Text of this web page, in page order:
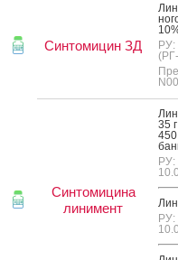
Синтомицин ЗД
Синтомицина
линимент
35
450
РУ:
РУ: